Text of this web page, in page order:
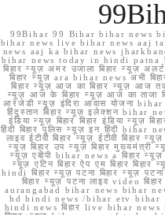
99Bihar 99 Bihar bihar news
bihar news live bihar news aaj
news aaj ka bihar news
bihar news today in hindi patna
बिहार न्यूज़ अमर उजाला बिहार न्यूज़
बिहार न्यूज़ ara bihar news अभी
बिहार न्यूज़ आज का बिहार न्यूज़ आज
न्यूज़ आज के बिहार न्यूज़ आज का ताजा
आरजेडी न्यूज़ इंदिरा आवास योजना bihar
हिंदुस्तान बिहार न्यूज़ इलेक्शन bihar
इंडिया न्यूज़ बिहार बिहार इंडिया न्यूज़
हिंदी बिहार पुलिस न्यूज़ इन हिंदी bihar
लाइव ईटीवी बिहार न्यूज़ ईटीवी
न्यूज़ बिहार उप न्यूज़ बिहार मुख्यमंत्री
न्यूज़ एबीपी bihar news a बिहार
न्यूज़ एटिन बिहार ऐप एम बिहार
hindi बिहार न्यूज़ पटना बिहार न्यूज़
बिहार न्यूज़ पटना लाइव video
aurangabad bihar news bihar
hd hindi news /bihar etv bihar
hindi news बिहार live bihar news